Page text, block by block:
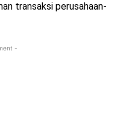
transaksi perusahaan-
-